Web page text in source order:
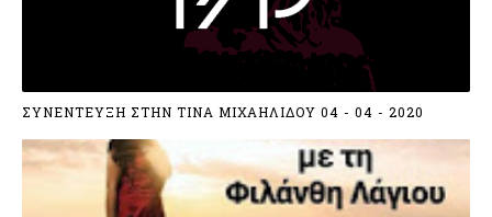
“Δεν τους διαχωρίζω τους στίχους μου σε
Ακυκλοφόρητοι δικοί μου είναι:
«Στο συρτάρι η ζωή…
Κρύβεται. Μονολογεί.
ΣΥΝΕΝΤΕΥΞΗ ΣΤΗΝ ΤΙΝΑ ΜΙΧΑΗΛΙΔΟΥ 04 - 04 - 2020